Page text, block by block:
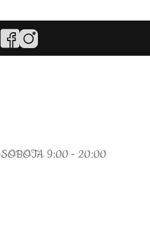
9:00 - 20:00